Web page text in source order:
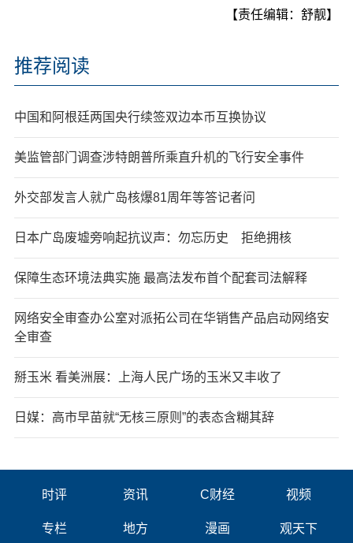
【责任编辑：舒靓】
推荐阅读
中国和阿根廷两国央行续签双边本币互换协议
美监管部门调查涉特朗普所乘直升机的飞行安全事件
外交部发言人就广岛核爆81周年等答记者问
日本广岛废墟旁响起抗议声：勿忘历史 拒绝拥核
保障生态环境法典实施 最高法发布首个配套司法解释
网络安全审查办公室对派拓公司在华销售产品启动网络安
全审查
掰玉米 看美洲展：上海人民广场的玉米又丰收了
日媒：高市早苗就“无核三原则”的表态含糊其辞
时评 资讯 C财经 视频
专栏 地方 漫画 观天下